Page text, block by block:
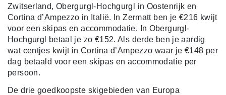
Zwitserland, Obergurgl-Hochgurgl in Oostenrijk en
Cortina d’Ampezzo in Italië. In Zermatt ben je €216 kwijt
voor een skipas en accommodatie. In Obergurgl-
Hochgurgl betaal je zo €152. Als derde ben je aardig
wat centjes kwijt in Cortina d’Ampezzo waar je €148 per
dag betaald voor een skipas en accommodatie per
persoon.
De drie goedkoopste skigebieden van Europa